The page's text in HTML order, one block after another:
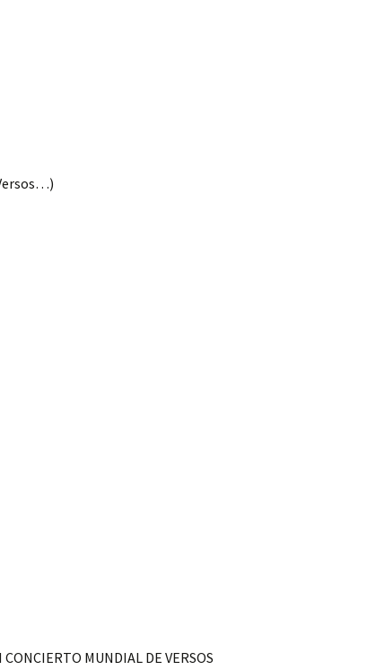
MUNDIAL DE VERSOS